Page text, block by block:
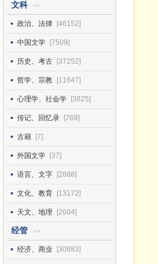
文科 >>
政治、法律 [46152]
中国文学 [7509]
历史、考古 [37252]
哲学、宗教 [11647]
心理学、社会学 [3825]
传记、回忆录 [769]
古籍 [7]
外国文学 [37]
语言、文字 [2888]
文化、教育 [13172]
天文、地理 [2604]
经管 >>
经济、商业 [30883]